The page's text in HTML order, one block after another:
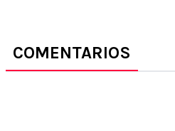
COMENTARIOS